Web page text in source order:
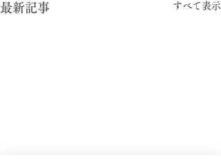
最新記事 すべて表示